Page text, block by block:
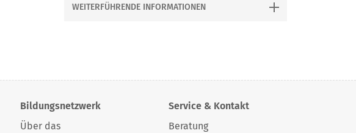
WEITERFÜHRENDE INFORMATIONEN
Bildungsnetzwerk
Über das
Service & Kontakt
Beratung